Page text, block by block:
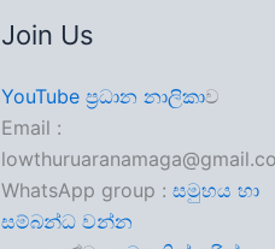
Join Us
YouTube ප්‍රධාන නාලිකාව
Email :
WhatsApp group : සමුහය හා
සම්බන්ධ වන්න